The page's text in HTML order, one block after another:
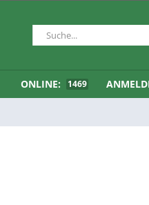
ONLINE: 1469